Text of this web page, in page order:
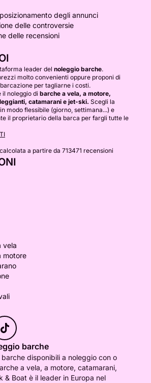
degli annunci
delle controversie
delle recensioni
leader del noleggio barche.
molto convenienti oppure proponi di
per tagliarne i costi.
il noleggio di barche a vela, a motore,
catamarani e jet-ski. Scegli la
modo flessibile (giorno, settimana...) e
il proprietario della barca per fargli tutte le
calcolata a partire da 713471 recensioni
vela
motore
barche
disponibili a noleggio con o
a vela, a motore, catamarani,
& Boat è il leader in Europa nel